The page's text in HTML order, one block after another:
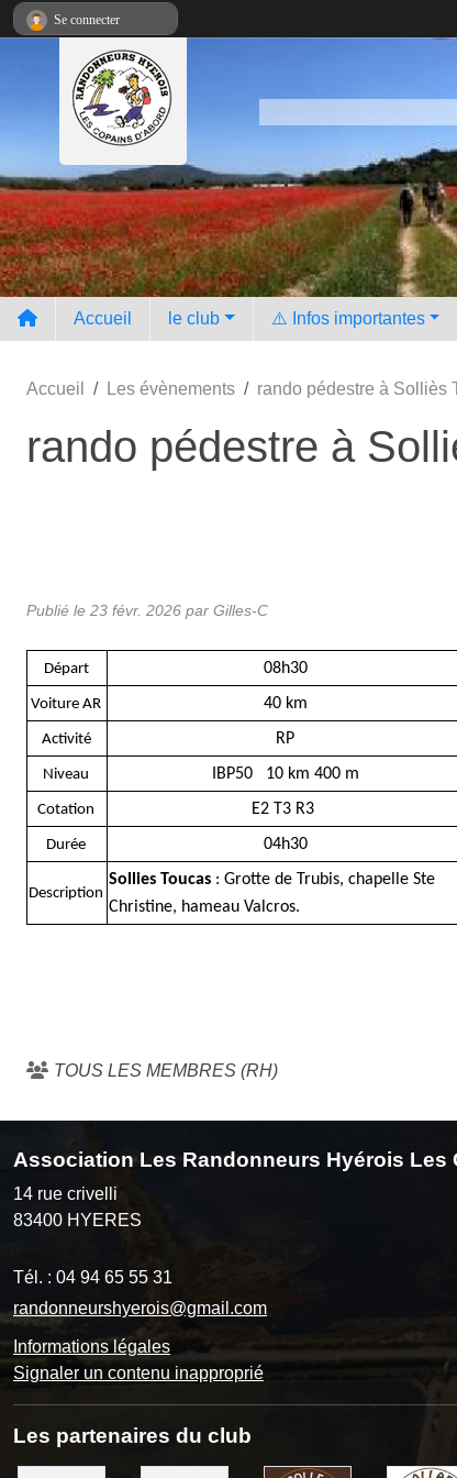
Accueil le club ⚠️ Infos importantes
Accueil Les évènements rando pédestre à Solliès
rando pédestre à
Publié le 23 févr. 2026 par Gilles-C
Départ 08h30
Voiture AR 40 km
Activité RP
Niveau IBP50 10 km 400 m
Cotation E2 T3 R3
Durée 04h30
Description
Sollies Toucas : Grotte de Trubis, chapelle Ste
Christine, hameau Valcros.
TOUS LES MEMBRES (RH)
Association Les Randonneurs Hyérois Les
14 rue crivelli
83400 HYERES
Tél. : 04 94 65 55 31
randonneurshyerois@gmail.com
Informations légales
Signaler un contenu inapproprié
Les partenaires du club
Se connecter
Panneau de gestion des cookies